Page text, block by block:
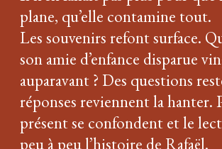
plane, qu’elle contamine tout.
Les souvenirs refont surface.
son amie d’enfance disparue
auparavant ? Des questions
réponses reviennent la hanter.
présent se confondent et le
peu à peu l’histoire de Rafaël.